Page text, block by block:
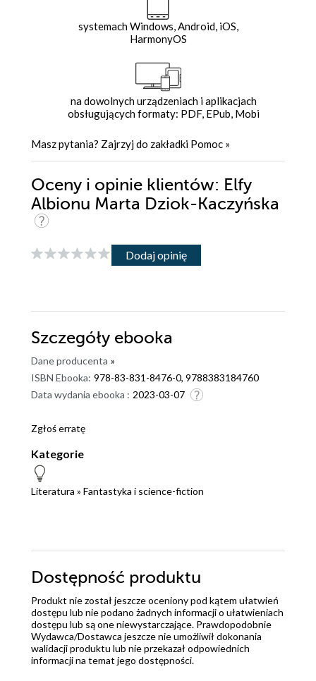
systemach Windows, Android, iOS,
HarmonyOS
na dowolnych urządzeniach i aplikacjach
obsługujących formaty: PDF, EPub, Mobi
Masz pytania? Zajrzyj do zakładki Pomoc »
Oceny i opinie klientów: Elfy
Albionu Marta Dziok-Kaczyńska
Dodaj opinię
Szczegóły ebooka
Dane producenta »
ISBN Ebooka: 978-83-831-8476-0, 9788383184760
Data wydania ebooka : 2023-03-07
Zgłoś erratę
Kategorie
Literatura » Fantastyka i science-fiction
Dostępność produktu
Produkt nie został jeszcze oceniony pod kątem ułatwień
dostępu lub nie podano żadnych informacji o ułatwieniach
dostępu lub są one niewystarczające. Prawdopodobnie
Wydawca/Dostawca jeszcze nie umożliwił dokonania
walidacji produktu lub nie przekazał odpowiednich
informacji na temat jego dostępności.